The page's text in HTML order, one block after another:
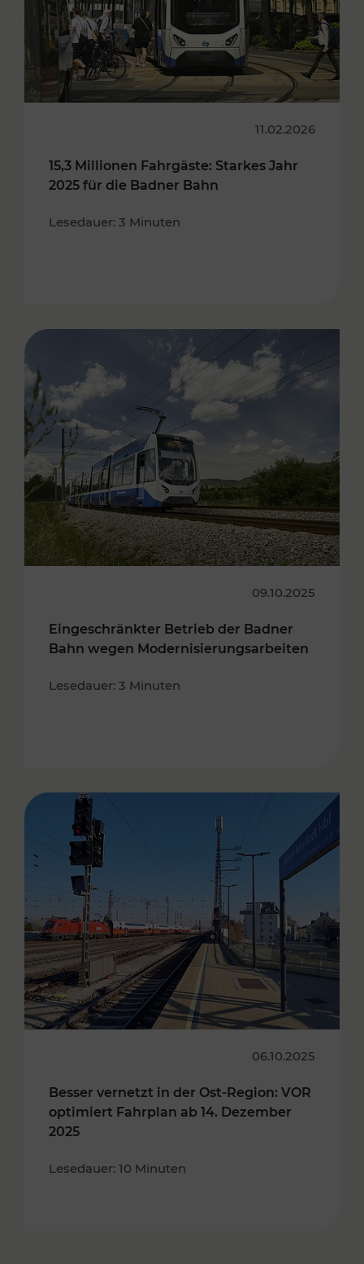
11.02.2026
15,3 Millionen Fahrgäste: Starkes Jahr
2025 für die Badner Bahn
Lesedauer: 3 Minuten
09.10.2025
Eingeschränkter Betrieb der Badner
Bahn wegen Modernisierungsarbeiten
Lesedauer: 3 Minuten
06.10.2025
Besser vernetzt in der Ost-Region: VOR
optimiert Fahrplan ab 14. Dezember
2025
Lesedauer: 10 Minuten